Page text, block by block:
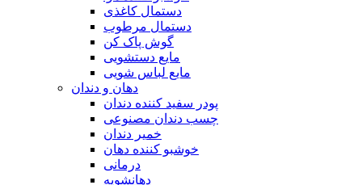
دستمال کاغذی
دستمال مرطوب
گوش پاک کن
مایع دستشویی
مایع لباس شویی
دهان و دندان
پودر سفید کننده دندان
چسب دندان مصنوعی
خمیر دندان
خوشبو کننده دهان
درمانی
دهانشویه